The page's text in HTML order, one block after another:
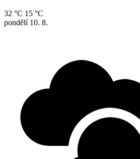
32 °C 15 °C
pondělí 10. 8.